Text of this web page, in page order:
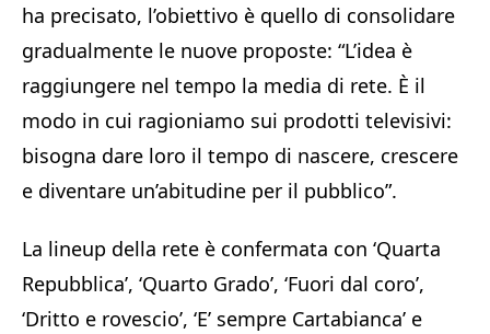
ha precisato, l’obiettivo è quello di consolidare
gradualmente le nuove proposte: “L’idea è
raggiungere nel tempo la media di rete. È il
modo in cui ragioniamo sui prodotti televisivi:
bisogna dare loro il tempo di nascere, crescere
e diventare un’abitudine per il pubblico”.
La lineup della rete è confermata con ‘Quarta
Repubblica’, ‘Quarto Grado’, ‘Fuori dal coro’,
‘Dritto e rovescio’, ‘E’ sempre Cartabianca’ e